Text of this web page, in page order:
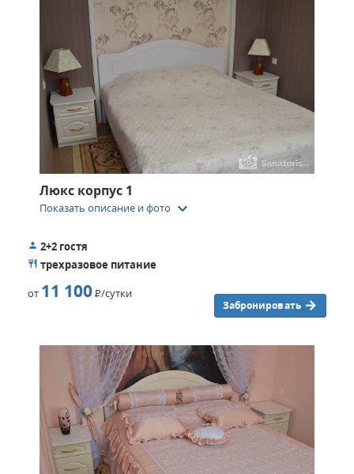
Люкс корпус 1
Показать описание и фото keyboard_arrow_down
2+2 гостя
трехразовое питание
от 11 100Р/сутки
Забронировать